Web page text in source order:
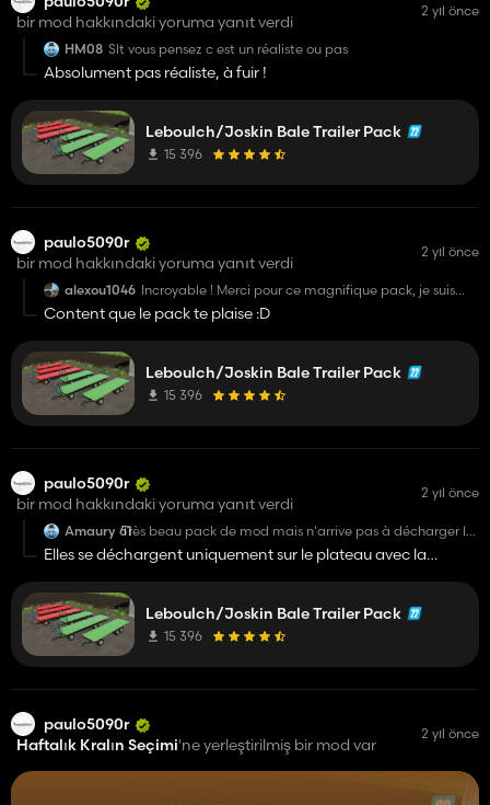
bir mod hakkındaki yoruma yanıt verdi
2 yıl önce
HM08 Slt vous pensez c est un réaliste ou pas
Absolument pas réaliste, à fuir !
Leboulch/Joskin Bale Trailer Pack
15 396
paulo5090r
bir mod hakkındaki yoruma yanıt verdi
2 yıl önce
alexou1046 Incroyable ! Merci pour ce magnifique pack, je suis
heureux de voir + de matériel de la marque de mon
canton sur le jeu !
Joskin ont racheté Leboulch en 2012, d'où les
plateaux Wago qui sont nui plus ni moins des
Leboulch peints en verts !
Content que le pack te plaise :D
Leboulch/Joskin Bale Trailer Pack
15 396
paulo5090r
bir mod hakkındaki yoruma yanıt verdi
2 yıl önce
Amaury 61Très beau pack de mod mais n'arrive pas à décharger les
balles où je veux avec l'autoload, il faut utiliser quels
touches svp ?
Elles se déchargent uniquement sur le plateau avec la
Leboulch/Joskin Bale Trailer Pack
15 396
paulo5090r
Haftalık Kralın Seçimi'ne yerleştirilmiş bir mod var
2 yıl önce